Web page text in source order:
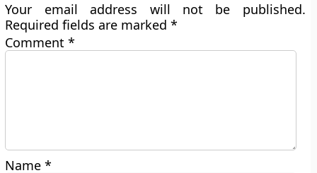
Your email address will not be published.
Required fields are marked*
Comment*
Name*